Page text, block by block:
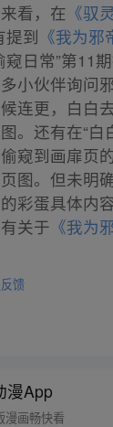
看，在 《驭
提到 《我为邪
窥日常”第11
小伙伴询问
连更，白白
。还有在“白
窥到画扉页
图。但未明
的彩蛋具体内
关于 《我为
馈
漫App
漫画畅快看